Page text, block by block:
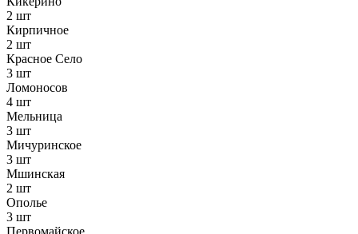
2 шт
Кирпичное
2 шт
Красное Село
3 шт
Ломоносов
4 шт
Мельница
3 шт
Мичуринское
3 шт
Мшинская
2 шт
Ополье
3 шт